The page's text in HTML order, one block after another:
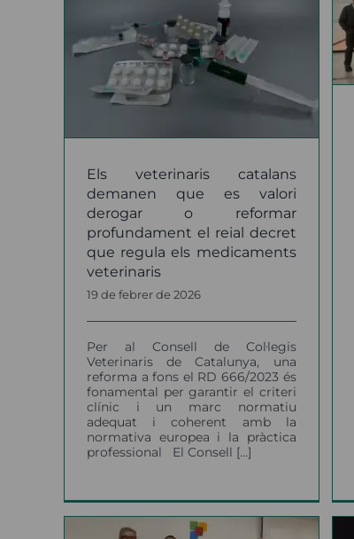
Els veterinaris catalans
demanen que es valori
derogar o reformar
profundament el reial decret
que regula els medicaments
veterinaris
19 de febrer de 2026
Per al Consell de Col·legis
Veterinaris de Catalunya, una
reforma a fons el RD 666/2023 és
fonamental per garantir el criteri
clínic i un marc normatiu
adequat i coherent amb la
normativa europea i la pràctica
professional El Consell [...]
microcredencial sobre
gestió de colònies
felines, organitzada per
la UAB i el Consell